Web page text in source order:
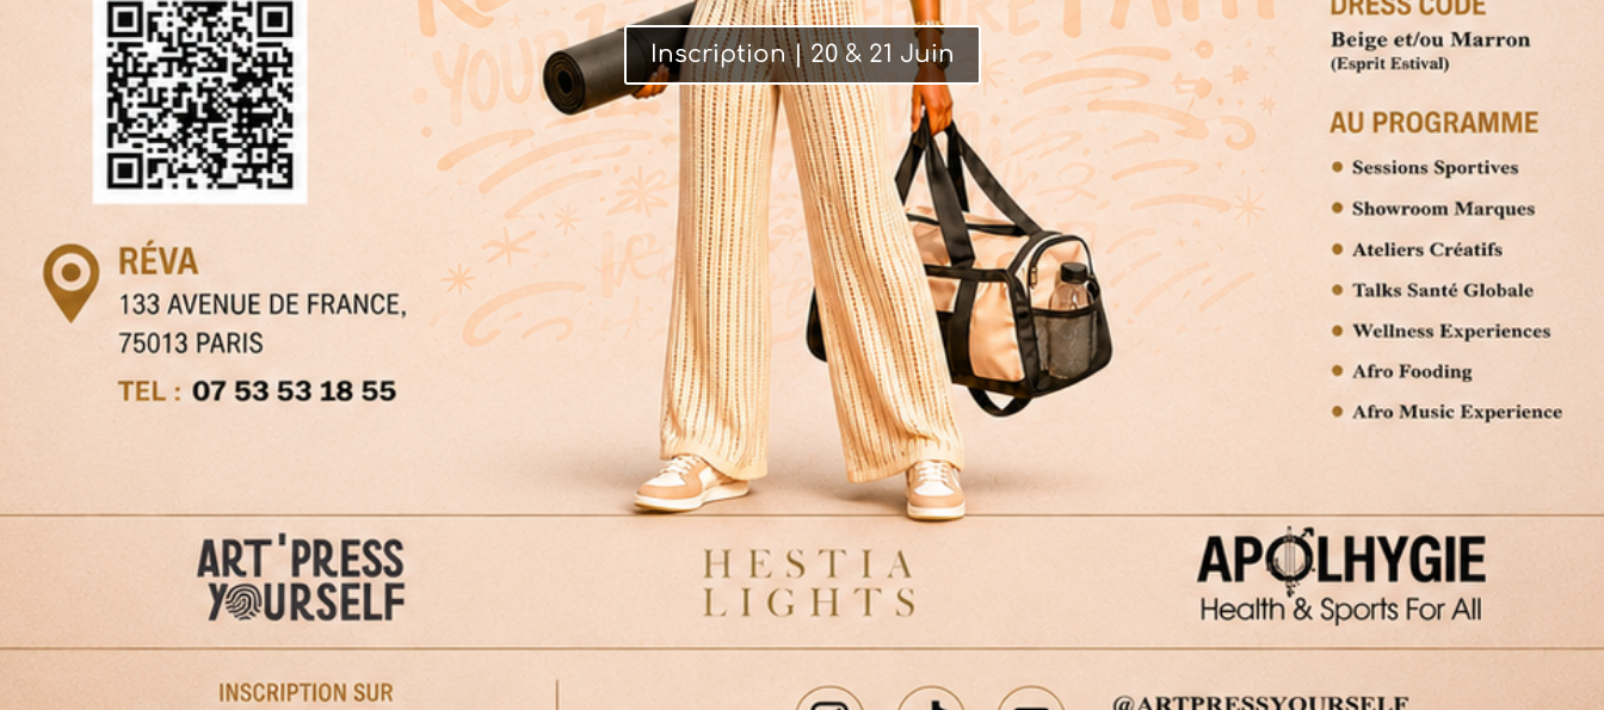
Inscription | 20 & 21 Juin